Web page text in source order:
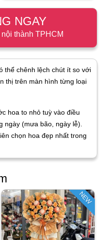
NGAY
thành TPHCM
thể chênh lệch chút ít so với
thị trên màn hình từng loại
hoa to nhỏ tuỳ vào điều
ngày (mưa bão, ngày lễ).
chọn hoa đẹp nhất trong
NEW